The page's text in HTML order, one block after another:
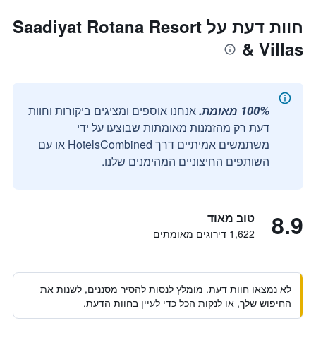
חוות דעת על Saadiyat Rotana Resort
& Villas
100% מאומת.
אנחנו אוספים ומציגים ביקורות וחוות
דעת רק מהזמנות מאומתות שבוצעו על ידי
משתמשים אמיתיים דרך HotelsCombined או עם
השותפים החיצוניים המהימנים שלנו.
8.9 טוב מאוד
1,622 דירוגים מאומתים
לא נמצאו חוות דעת. מומלץ לנסות להסיר מסננים, לשנות את
החיפוש שלך, או לנקות הכל כדי לעיין בחוות הדעת.